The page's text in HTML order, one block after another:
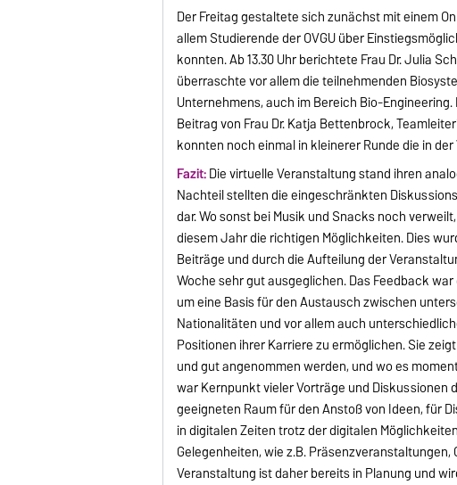
Der Freitag gestaltete sich zunächst mit einem
allem Studierende der OVGU über
konnten. Ab 13.30 Uhr berichtete Frau Dr. Julia
überraschte vor allem die teilnehmenden
Unternehmens, auch im Bereich Bio-
Beitrag von Frau Dr. Katja Bettenbrock,
konnten noch einmal in kleinerer Runde die in
Fazit:Die virtuelle Veranstaltung stand ihren
Nachteil stellten die eingeschränkten
dar. Wo sonst bei Musik und Snacks noch
diesem Jahr die richtigen Möglichkeiten. Dies
Beiträge und durch die Aufteilung der
Woche sehr gut ausgeglichen. Das Feedback
um eine Basis für den Austausch zwischen
Nationalitäten und vor allem auch
Positionen ihrer Karriere zu ermöglichen. Sie
und gut angenommen werden, und wo es
war Kernpunkt vieler Vorträge und
geeigneten Raum für den Anstoß von Ideen, für
in digitalen Zeiten trotz der digitalen
Gelegenheiten, wie z.B.
Veranstaltung ist daher bereits in Planung und